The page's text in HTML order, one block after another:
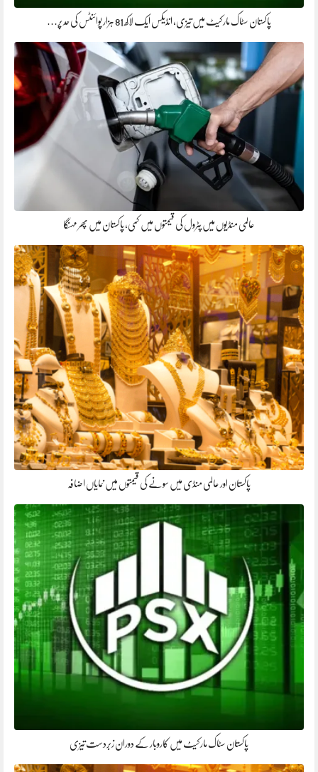
پاکستان سٹاک مارکیٹ میں تیزی، انڈیکس ایک لاکھ 81 ہزار پوائنٹس کی حد پر…
عالمی منڈیوں میں پٹرول کی قیمتوں میں کمی، پاکستان میں پھر مہنگا
پاکستان اور عالمی منڈی میں سونے کی قیمتوں میں نمایاں اضافہ
پاکستان سٹاک مارکیٹ میں کاروبار کے دوران زبردست تیزی